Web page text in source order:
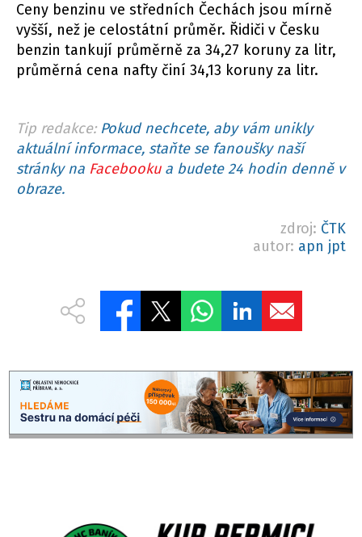
Ceny benzinu ve středních Čechách jsou mírně
vyšší, než je celostátní průměr. Řidiči v Česku
benzin tankují průměrně za 34,27 koruny za litr,
průměrná cena nafty činí 34,13 koruny za litr.
Tip redakce: Pokud nechcete, aby vám unikly
aktuální informace, staňte se fanoušky naší
stránky na Facebookua budete 24 hodin denně v
obraze.
zdroj: ČTK
autor: apn jpt